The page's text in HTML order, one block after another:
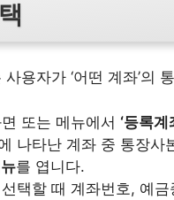
용자가 ‘어떤 계좌’의
또는 메뉴에서 ‘등록
나타난 계좌 중 통장
를 엽니다.
택할 때 계좌번호, 예